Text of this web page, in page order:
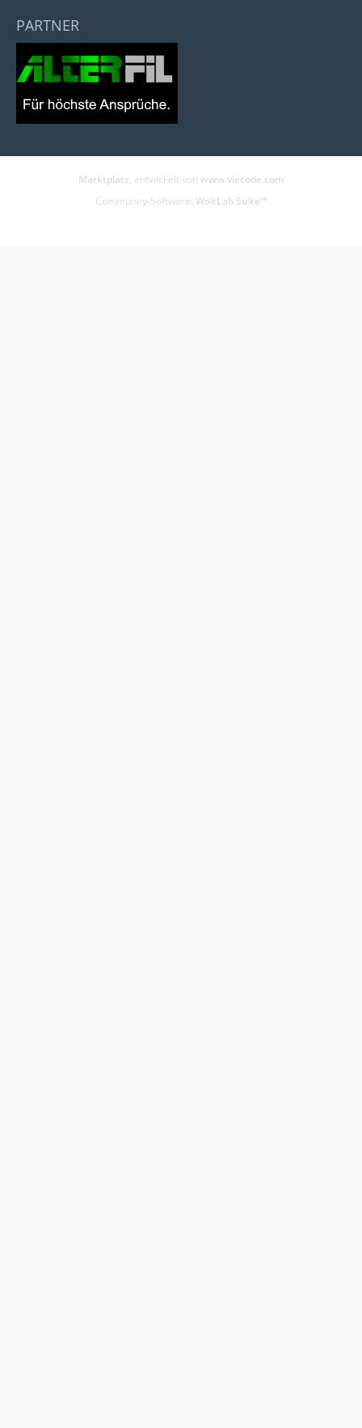
PARTNER
Marktplatz, entwickelt von www.viecode.com
Community-Software: WoltLab Suite™